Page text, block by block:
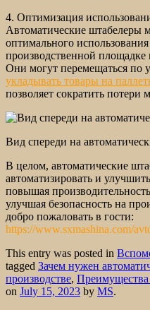
4. Оптимизация
Автоматические штабелеры
оптимального
производственной
Они могут перемещаться по
укладывать товары на
позволяет сократить потери
Вид спереди на
В целом, автоматические
автоматизировать и
повышая
улучшая безопасность на
добро пожаловать в гости:
https://www.sxmashina.com/
This entry was posted in
tagged Зачем нужен
производстве, Преимущества
on July 15, 2023 by MS.